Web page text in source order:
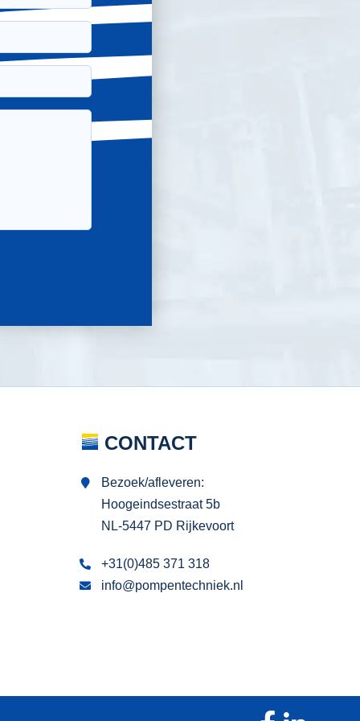
CONTACT
Bezoek/afleveren:
Hoogeindsestraat 5b
NL-5447 PD Rijkevoort
+31(0)485 371 318
info@pompentechniek.nl